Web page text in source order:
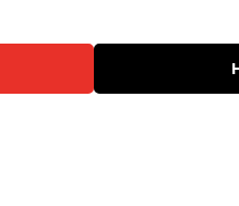
Handheld